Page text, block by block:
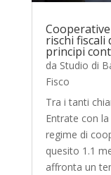
rischi fiscali
principi
da Studio di
Fisco
Tra i tanti
Entrate con
regime di
quesito 1.1
affronta un